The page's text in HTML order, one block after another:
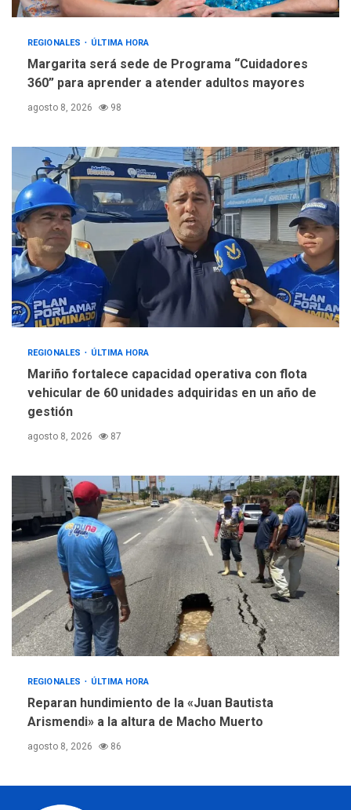
REGIONALES ÚLTIMA HORA
Margarita será sede de Programa “Cuidadores
360” para aprender a atender adultos mayores
agosto 8, 2026 98
REGIONALES ÚLTIMA HORA
Mariño fortalece capacidad operativa con flota
vehicular de 60 unidades adquiridas en un año de
gestión
agosto 8, 2026 87
REGIONALES ÚLTIMA HORA
Reparan hundimiento de la «Juan Bautista
Arismendi» a la altura de Macho Muerto
agosto 8, 2026 86